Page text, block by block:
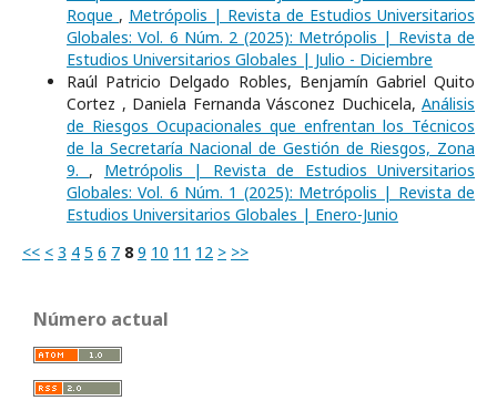
Roque , Metrópolis | Revista de Estudios Universitarios
Globales: Vol. 6 Núm. 2 (2025): Metrópolis | Revista de
Estudios Universitarios Globales | Julio - Diciembre
Raúl Patricio Delgado Robles, Benjamín Gabriel Quito
Cortez , Daniela Fernanda Vásconez Duchicela, Análisis
de Riesgos Ocupacionales que enfrentan los Técnicos
de la Secretaría Nacional de Gestión de Riesgos, Zona
9. , Metrópolis | Revista de Estudios Universitarios
Globales: Vol. 6 Núm. 1 (2025): Metrópolis | Revista de
Estudios Universitarios Globales | Enero-Junio
<< < 3 4 5 6 7 8 9 10 11 12 > >>
Número actual